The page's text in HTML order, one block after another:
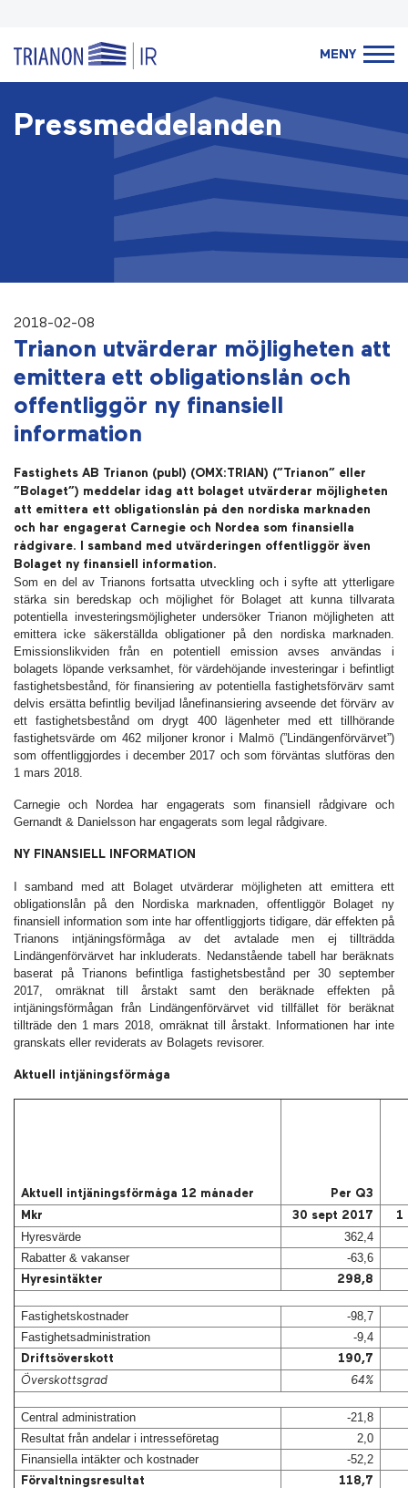
MENY
Pressmeddelanden
2018-02-08
Trianon utvärderar möjligheten att
emittera ett obligationslån och
offentliggör ny finansiell
information
Fastighets AB Trianon (publ) (OMX:TRIAN) (”Trianon” eller
”Bolaget”) meddelar idag att bolaget utvärderar möjligheten
att emittera ett obligationslån på den nordiska marknaden
och har engagerat Carnegie och Nordea som finansiella
rådgivare. I samband med utvärderingen offentliggör även
Bolaget ny finansiell information.
Som en del av Trianons fortsatta utveckling och i syfte att ytterligare
stärka sin beredskap och möjlighet för Bolaget att kunna tillvarata
potentiella investeringsmöjligheter undersöker Trianon möjligheten att
emittera icke säkerställda obligationer på den nordiska marknaden.
Emissionslikviden från en potentiell emission avses användas i
bolagets löpande verksamhet, för värdehöjande investeringar i befintligt
fastighetsbestånd, för finansiering av potentiella fastighetsförvärv samt
delvis ersätta befintlig beviljad lånefinansiering avseende det förvärv av
ett fastighetsbestånd om drygt 400 lägenheter med ett tillhörande
fastighetsvärde om 462 miljoner kronor i Malmö (”Lindängenförvärvet”)
som offentliggjordes i december 2017 och som förväntas slutföras den
1 mars 2018.
Carnegie och Nordea har engagerats som finansiell rådgivare och
Gernandt & Danielsson har engagerats som legal rådgivare.
NY FINANSIELL INFORMATION
I samband med att Bolaget utvärderar möjligheten att emittera ett
obligationslån på den Nordiska marknaden, offentliggör Bolaget ny
finansiell information som inte har offentliggjorts tidigare, där effekten på
Trianons intjäningsförmåga av det avtalade men ej tillträdda
Lindängenförvärvet har inkluderats. Nedanstående tabell har beräknats
baserat på Trianons befintliga fastighetsbestånd per 30 september
2017, omräknat till årstakt samt den beräknade effekten på
intjäningsförmågan från Lindängenförvärvet vid tillfället för beräknat
tillträde den 1 mars 2018, omräknat till årstakt. Informationen har inte
granskats eller reviderats av Bolagets revisorer.
Aktuell intjäningsförmåga
Aktuell intjäningsförmåga 12 månader
Per Q3
Mkr
30 sept 2017 1
Hyresvärde
362,4
Rabatter & vakanser
-63,6
Hyresintäkter 298,8
Fastighetskostnader
-98,7
Fastighetsadministration
-9,4
Driftsöverskott
190,7
Överskottsgrad
64%
Central administration
-21,8
Resultat från andelar i intresseföretag
2,0
Finansiella intäkter och kostnader
-52,2
Förvaltningsresultat 118,7